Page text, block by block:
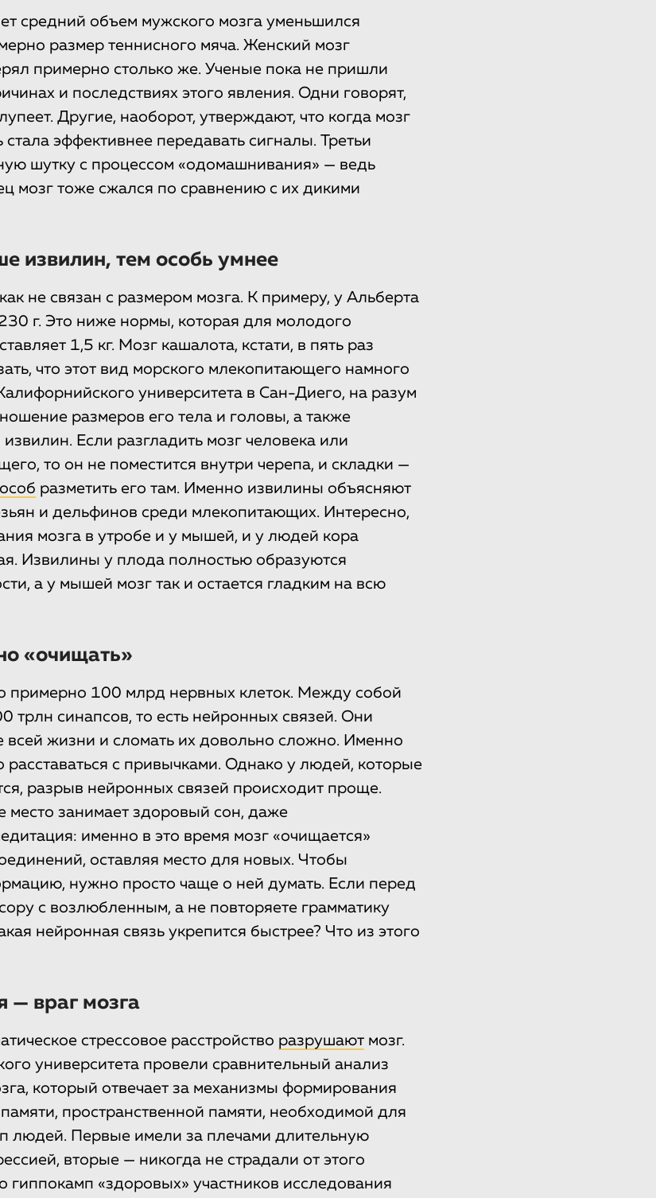
средний объем мужского мозга уменьшился
размер теннисного мяча. Женский мозг
примерно столько же. Ученые пока не пришли
и последствиях этого явления. Одни говорят,
Другие, наоборот, утверждают, что когда мозг
эффективнее передавать сигналы. Третьи
шутку с процессом «одомашнивания» — ведь
мозг тоже сжался по сравнению с их дикими
извилин, тем особь умнее
не связан с размером мозга. К примеру, у Альберта
г. Это ниже нормы, которая для молодого
1,5 кг. Мозг кашалота, кстати, в пять раз
что этот вид морского млекопитающего намного
университета в Сан-Диего, на разум
размеров его тела и головы, а также
Если разгладить мозг человека или
то он не поместится внутри черепа, и складки —
разметить его там. Именно извилины объясняют
и дельфинов среди млекопитающих. Интересно,
мозга в утробе и у мышей, и у людей кора
Извилины у плода полностью образуются
а у мышей мозг так и остается гладким на всю
«очищать»
примерно 100 млрд нервных клеток. Между собой
трлн синапсов, то есть нейронных связей. Они
всей жизни и сломать их довольно сложно. Именно
расставаться с привычками. Однако у людей, которые
разрыв нейронных связей происходит проще.
место занимает здоровый сон, даже
именно в это время мозг «очищается»
оставляя место для новых. Чтобы
нужно просто чаще о ней думать. Если перед
с возлюбленным, а не повторяете грамматику
нейронная связь укрепится быстрее? Что из этого
— враг мозга
стрессовое расстройство разрушаютмозг.
университета провели сравнительный анализ
который отвечает за механизмы формирования
пространственной памяти, необходимой для
людей. Первые имели за плечами длительную
вторые — никогда не страдали от этого
гиппокамп «здоровых» участников исследования